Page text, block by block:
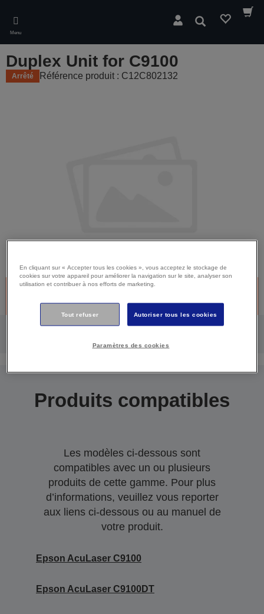
main
content
Menu
Rechercher
Duplex Unit for C9100
Arrêté Référence produit : C12C802132
Produit discontinué -Désolé, ce produit n’est plus disponible.
Cliquez ci-dessous pour continuer à bénéficier du support.
Produits compatibles
Les modèles ci-dessous sont
compatibles avec un ou plusieurs
produits de cette gamme. Pour plus
d’informations, veuillez vous reporter
aux liens ci-dessous ou au manuel de
votre produit.
Epson AcuLaser C9100
Epson AcuLaser C9100DT
En cliquant sur « Accepter tous les cookies », vous acceptez le stockage de
cookies sur votre appareil pour améliorer la navigation sur le site, analyser son
utilisation et contribuer à nos efforts de marketing.
Tout refuser Autoriser tous les cookies
Paramètres des cookies